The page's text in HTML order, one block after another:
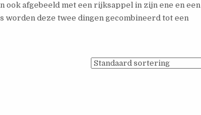
ook afgebeeld met een rijksappel in zijn ene en een
worden deze twee dingen gecombineerd tot een